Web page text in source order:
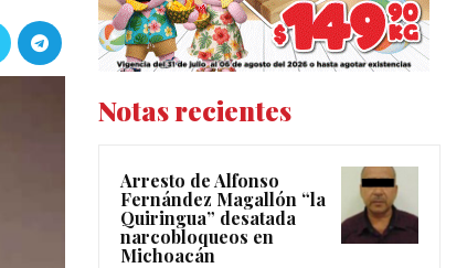
Notas recientes
Arresto de Alfonso
Fernández Magallón “la
Quiringua” desatada
narcobloqueos en
Michoacán